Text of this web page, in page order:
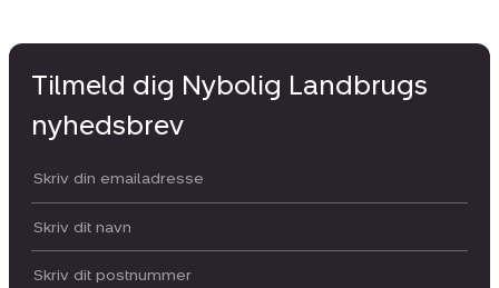
Tilmeld dig Nybolig Landbrugs
nyhedsbrev
Din email:
Dit navn:
Postnummer